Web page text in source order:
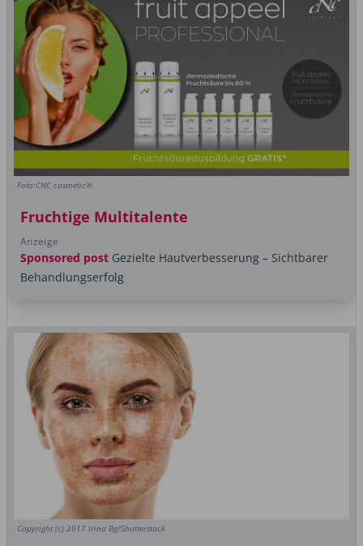
Foto:CNC cosmetic®
Fruchtige Multitalente
Anzeige
Sponsored post Gezielte Hautverbesserung – Sichtbarer
Behandlungserfolg
Copyright (c) 2017 Irina Bg/Shutterstock